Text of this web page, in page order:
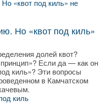
Но «квот под киль»
долей квот?
Если да — как он
киль»? Эти вопросы
в Камчатском
киль